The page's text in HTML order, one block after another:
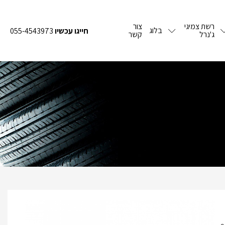
רשת צמיגי
ג'נרל בלוג צור
קשר חייגו עכשיו055-4543973